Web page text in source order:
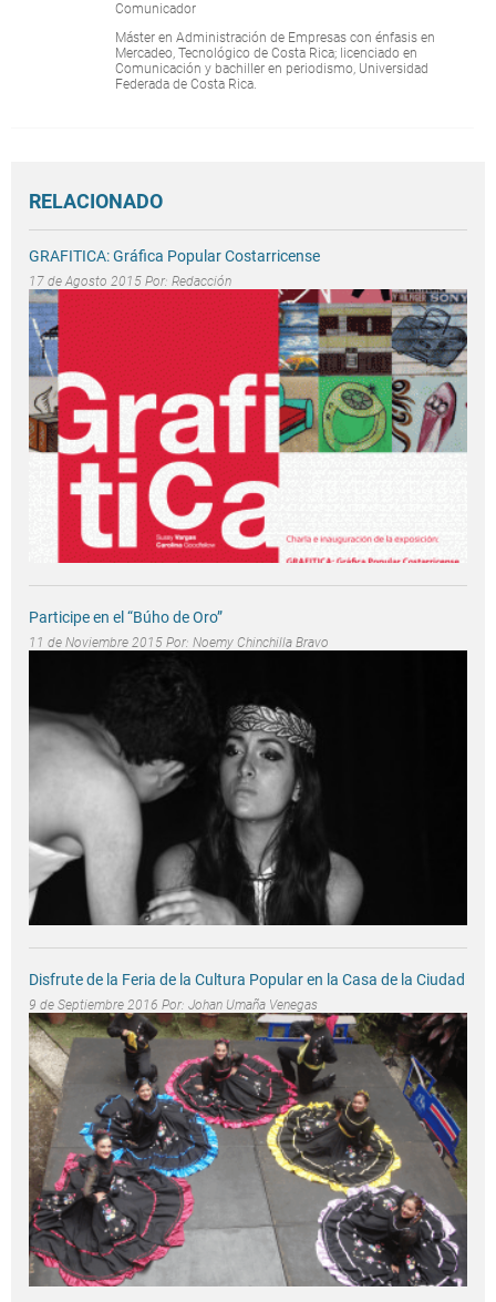
Comunicador
Máster en Administración de Empresas con énfasis en
Mercadeo, Tecnológico de Costa Rica; licenciado en
Comunicación y bachiller en periodismo, Universidad
Federada de Costa Rica.
RELACIONADO
GRAFITICA: Gráfica Popular Costarricense
17 de Agosto 2015 Por: Redacción
Participe en el “Búho de Oro”
11 de Noviembre 2015 Por: Noemy Chinchilla Bravo
Disfrute de la Feria de la Cultura Popular en la Casa de la Ciudad
9 de Septiembre 2016 Por: Johan Umaña Venegas